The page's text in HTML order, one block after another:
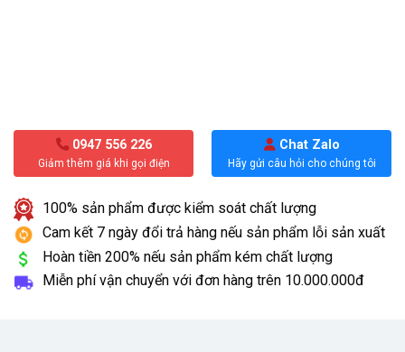
0947 556 226
Giảm thêm giá khi gọi điện
Chat Zalo
Hãy gửi câu hỏi cho chúng tôi
100% sản phẩm được kiểm soát chất lượng
Cam kết 7 ngày đổi trả hàng nếu sản phẩm lỗi sản xuất
Hoàn tiền 200% nếu sản phẩm kém chất lượng
Miễn phí vận chuyển với đơn hàng trên 10.000.000đ